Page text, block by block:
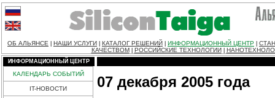
ОБ АЛЬЯНСЕ НАШИ УСЛУГИ КАТАЛОГ РЕШЕНИЙ ИНФОРМАЦИОННЫЙ ЦЕНТР
КАЧЕСТВОМ
РОССИЙСКИЕ ТЕХНОЛОГИИ
ИНФОРМАЦИОННЫЙ ЦЕНТР
КАЛЕНДАРЬ СОБЫТИЙ
IT-НОВОСТИ 07 декабря 2005 года